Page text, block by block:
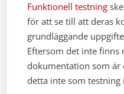
Funktionell testning
för att se till att deras
grundläggande
Eftersom det inte finns
dokumentation som
detta inte som testning